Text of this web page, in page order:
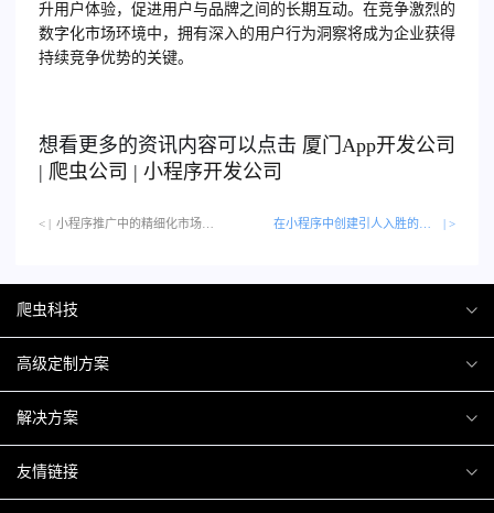
升用户体验，促进用户与品牌之间的长期互动。在竞争激烈的
数字化市场环境中，拥有深入的用户行为洞察将成为企业获得
持续竞争优势的关键。
想看更多的资讯内容可以点击 厦门 App开发公司
| 爬虫公司 | 小程序开发公司
< | | >
爬虫科技
爬虫案例
关于爬虫
高级定制方案
H5互动营销
微信小程序
解决方案
商城解决方案
友情链接